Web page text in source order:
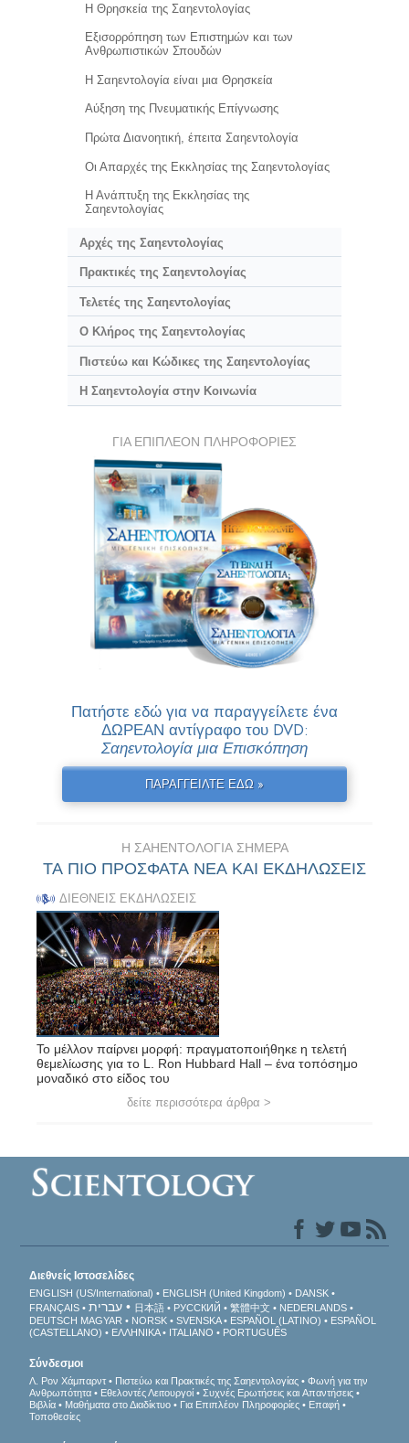
Η Θρησκεία της Σαηεντολογίας
Εξισορρόπηση των Επιστημών και των
Ανθρωπιστικών Σπουδών
Η Σαηεντολογία είναι μια Θρησκεία
Αύξηση της Πνευματικής Επίγνωσης
Πρώτα Διανοητική, έπειτα Σαηεντολογία
Οι Απαρχές της Εκκλησίας της Σαηεντολογίας
Η Ανάπτυξη της Εκκλησίας της
Σαηεντολογίας
Αρχές της Σαηεντολογίας
Πρακτικές της Σαηεντολογίας
Τελετές της Σαηεντολογίας
Ο Κλήρος της Σαηεντολογίας
Πιστεύω και Κώδικες της Σαηεντολογίας
Η Σαηεντολογία στην Κοινωνία
ΓΙΑ ΕΠΙΠΛΕΟΝ ΠΛΗΡΟΦΟΡΙΕΣ
Πατήστε εδώ για να παραγγείλετε ένα
ΔΩΡΕΑΝ αντίγραφο του DVD:
Σαηεντολογία μια Επισκόπηση
ΠΑΡΑΓΓΕΙΛΤΕ ΕΔΩ »
Η ΣΑΗΕΝΤΟΛΟΓΙΑ ΣΗΜΕΡΑ
ΤΑ ΠΙΟ ΠΡΟΣΦΑΤΑ ΝΕΑ ΚΑΙ ΕΚΔΗΛΩΣΕΙΣ
ΔΙΕΘΝΕΙΣ ΕΚΔΗΛΩΣΕΙΣ
Το μέλλον παίρνει μορφή: πραγματοποιήθηκε η τελετή
θεμελίωσης για το L. Ron Hubbard Hall – ένα τοπόσημο
μοναδικό στο είδος του
δείτε περισσότερα άρθρα >
Διεθνείς Ιστοσελίδες
ENGLISH (US/International) ENGLISH (United Kingdom)
DANSK
FRANÇAIS
עברית 日本語 РУССКИЙ 繁體中文
NEDERLANDS
DEUTSCH MAGYAR NORSK SVENSKA ESPAÑOL (LATINO)
ESPAÑOL
(CASTELLANO)
ΕΛΛΗΝΙΚA ITALIANO PORTUGUÊS
Σύνδεσμοι
Λ. Ρον Χάμπαρντ Πιστεύω και Πρακτικές της Σαηεντολογίας
Φωνή για την
Ανθρωπότητα
Εθελοντές Λειτουργοί
Συχνές Ερωτήσεις και Απαντήσεις
Βιβλία
Μαθήματα στο Διαδίκτυο Για Επιπλέον Πληροφορίες
Επαφή
Τοποθεσίες